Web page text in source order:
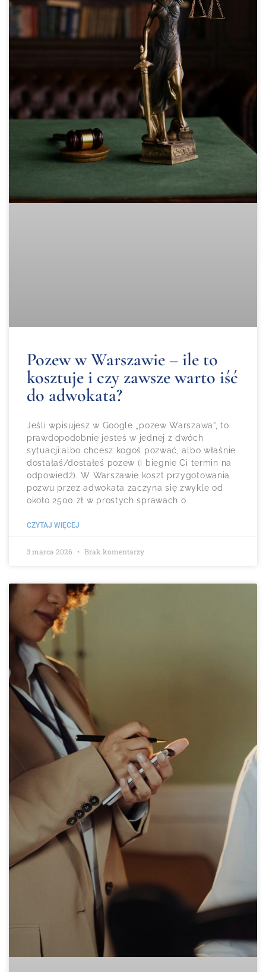
Pozew w Warszawie – ile to
kosztuje i czy zawsze warto iść
do adwokata?
Jeśli wpisujesz w Google „pozew Warszawa”, to
prawdopodobnie jesteś w jednej z dwóch
sytuacji:albo chcesz kogoś pozwać, albo właśnie
dostałaś/dostałeś pozew (i biegnie Ci termin na
odpowiedź). W Warszawie koszt przygotowania
pozwu przez adwokata zaczyna się zwykle od
około 2500 zł w prostych sprawach o
CZYTAJ WIĘCEJ
3 marca 2026 Brak komentarzy